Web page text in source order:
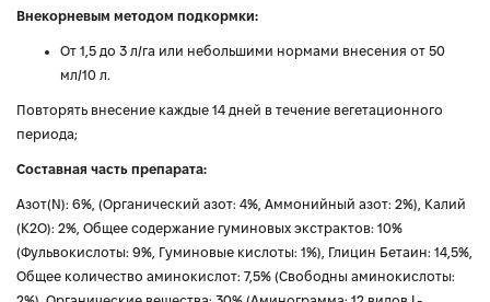
Внекорневым методом подкормки:
От 1,5 до 3 л/га или небольшими нормами внесения от 50
мл/10 л.
Повторять внесение каждые 14 дней в течение вегетационного
периода;
Составная часть препарата:
Азот(N): 6%, (Органический азот: 4%, Аммонийный азот: 2%), Калий
(K2O): 2%, Общее содержание гуминовых экстрактов: 10%
(Фульвокислоты: 9%, Гуминовые кислоты: 1%), Глицин Бетаин: 14,5%,
Общее количество аминокислот: 7,5% (Свободны аминокислоты: